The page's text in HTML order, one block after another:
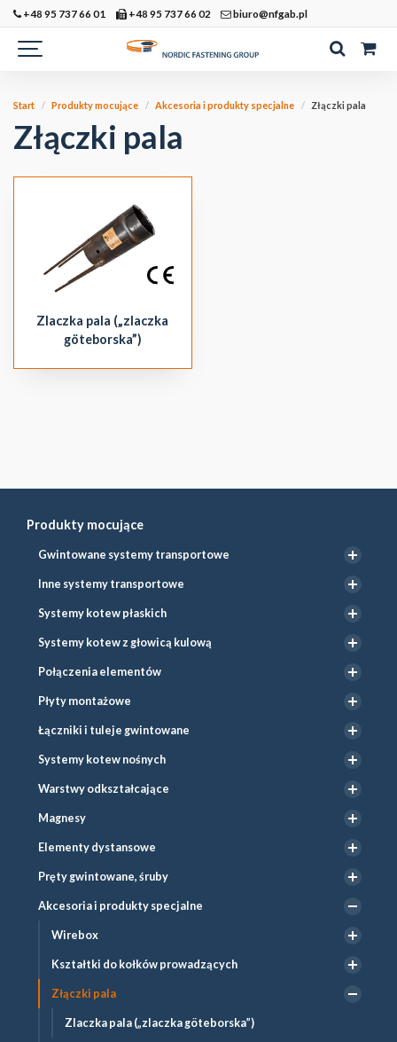
+48 95 737 66 01 +48 95 737 66 02 biuro@nfgab.pl
Produkty mocujące
Gwintowane systemy transportowe
Inne systemy transportowe
Systemy kotew płaskich
Systemy kotew z głowicą kulową
Połączenia elementów
Płyty montażowe
Łączniki i tuleje gwintowane
Systemy kotew nośnych
Warstwy odkształcające
Magnesy
Elementy dystansowe
Pręty gwintowane, śruby
Akcesoria i produkty specjalne
Wirebox
Kształtki do kołków prowadzących
Złączki pala
Zlaczka pala („zlaczka göteborska”)
Start Produkty mocujące Akcesoria i produkty specjalne Złączki pala
Złączki pala
Zlaczka pala („zlaczka
göteborska”)